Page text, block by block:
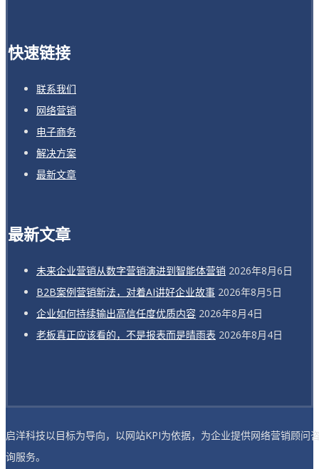
快速链接
联系我们
网络营销
电子商务
解决方案
最新文章
最新文章
未来企业营销从数字营销演进到智能体营销 2026年8月6日
B2B案例营销新法，对着AI讲好企业故事 2026年8月5日
企业如何持续输出高信任度优质内容 2026年8月4日
老板真正应该看的，不是报表而是晴雨表 2026年8月4日
启洋科技以目标为导向，以网站KPI为依据，为企业提供网络营销顾问
询服务。